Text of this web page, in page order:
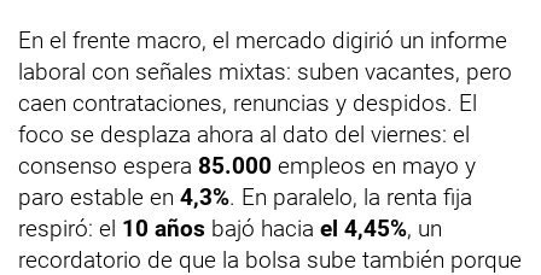
En el frente macro, el mercado digirió un informe
laboral con señales mixtas: suben vacantes, pero
caen contrataciones, renuncias y despidos. El
foco se desplaza ahora al dato del viernes: el
consenso espera 85.000 empleos en mayo y
paro estable en 4,3%. En paralelo, la renta fija
respiró: el 10 años bajó hacia el 4,45%, un
recordatorio de que la bolsa sube también porque